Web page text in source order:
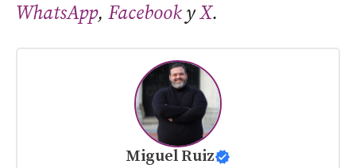
WhatsApp, FacebookyX.
Miguel Ruiz